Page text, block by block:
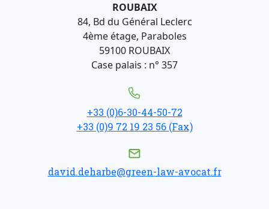
ROUBAIX
84, Bd du Général Leclerc
4ème étage, Paraboles
59100 ROUBAIX
Case palais : n° 357
+33 (0)6-30-44-50-72
+33 (0)9 72 19 23 56 (Fax)
david.deharbe@green-law-avocat.fr